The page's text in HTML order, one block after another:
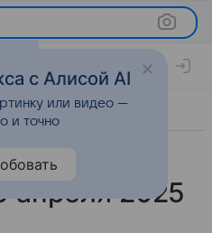
апреля 2025
с Алисой AI
или видео —
и точно